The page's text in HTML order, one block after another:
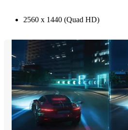
2560 x 1440 (Quad HD)